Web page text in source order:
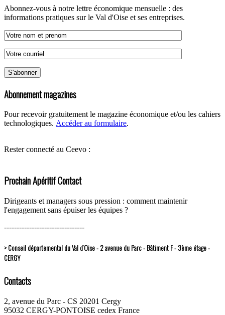
Abonnez-vous à notre lettre économique mensuelle : des
informations pratiques sur le Val d'Oise et ses entreprises.
Abonnement magazines
Pour recevoir gratuitement le magazine économique et/ou les cahiers
technologiques. Accéder au formulaire.
Rester connecté au Ceevo :
Prochain Apéritif Contact
Dirigeants et managers sous pression : comment maintenir
l'engagement sans épuiser les équipes ?
--------------------------------
> Conseil départemental du Val d’Oise - 2 avenue du Parc - Bâtiment F - 3ème étage -
CERGY
Contacts
2, avenue du Parc - CS 20201 Cergy
95032 CERGY-PONTOISE cedex France